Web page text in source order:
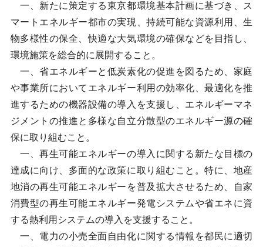
一、新たに策定する東京都環境基本計画に基づき、ス
マートエネルギー都市の実現、持続可能な資源利用、生
物多様性の保全、快適な大気環境の確保などを目指し、
環境施策を総合的に展開すること。
一、省エネルギーと低炭素化の促進を図るため、家庭
や事業所においてエネルギー利用の効率化、最適化を推
進するための機器設備の導入を支援し、エネルギーマネ
ジメントの推進と多様な自立分散型のエネルギー源の確
保に取り組むこと。
一、再生可能エネルギーの導入に関する新たな目標の
達成に向け、多面的な政策に取り組むこと。特に、地産
地消の再生可能エネルギーを普及拡大させるため、自家
消費型の再生可能エネルギー発電システムや省エネに資
する熱利用システムの導入を支援すること。
一、電力の小売全面自由化に関する情報を都民に適切